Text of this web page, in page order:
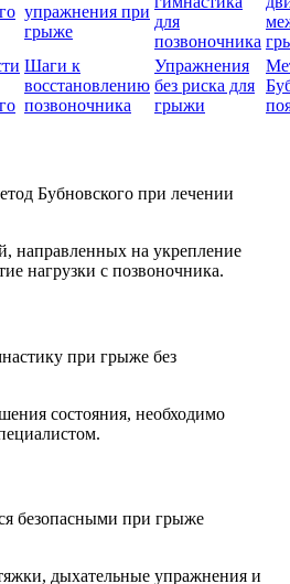
упражнения при
грыже
для
позвоночника
Шаги к
восстановлению
позвоночника
Упражнения
без риска для
грыжи
Бубновского при лечении
направленных на укрепление
нагрузки с позвоночника.
при грыже без
состояния, необходимо
безопасными при грыже
дыхательные упражнения и